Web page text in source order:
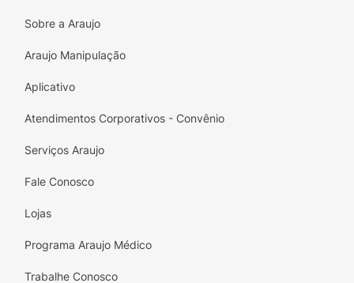
Sobre a Araujo
Araujo Manipulação
Aplicativo
Atendimentos Corporativos - Convênio
Serviços Araujo
Fale Conosco
Lojas
Programa Araujo Médico
Trabalhe Conosco